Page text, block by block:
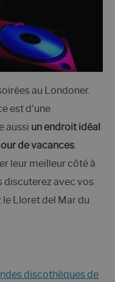
au Londoner.
est d'une
aussi un endroit idéal
de vacances.
leur meilleur côté à
discuterez avec vos
le Lloret del Mar du
discothèques de